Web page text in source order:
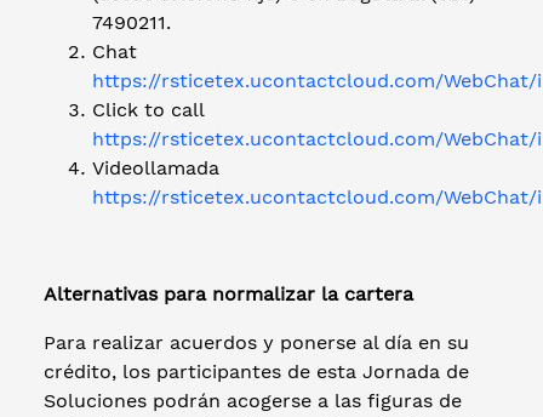
7490211.
Chat
https://rsticetex.ucontactcloud.com/
Click to call
https://rsticetex.ucontactcloud.com/
Videollamada
https://rsticetex.ucontactcloud.com/
Alternativas para normalizar la cartera
Para realizar acuerdos y ponerse al día en su
crédito, los participantes de esta Jornada de
Soluciones podrán acogerse a las figuras de